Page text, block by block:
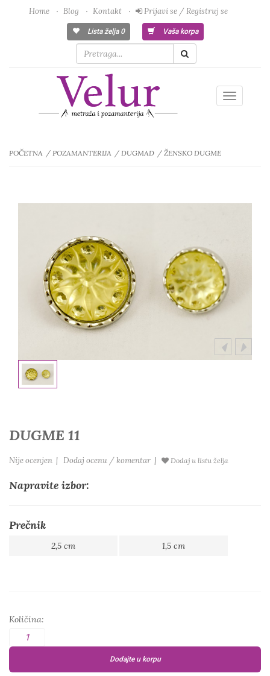
Home Blog Kontakt Prijavi se / Registruj se
Lista želja 0 Vaša korpa
Toggle
POČETNA POZAMANTERIJA DUGMAD ŽENSKO DUGME
DUGME 11
Nije ocenjen | Dodaj ocenu / komentar | Dodaj u listu želja
Napravite izbor:
Prečnik
2,5 cm 1,5 cm
Količina:
Dodajte u korpu